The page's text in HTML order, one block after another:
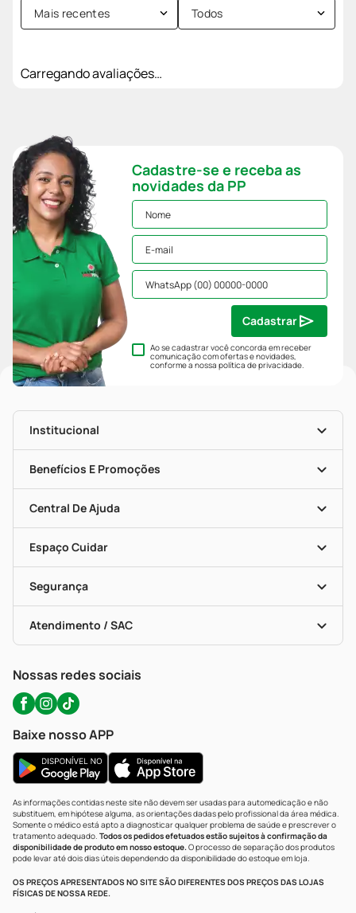
Mais recentes Todos
Carregando avaliações…
Cadastre-se e receba as
novidades da PP
Ao se cadastrar você concorda em receber
comunicação com ofertas e novidades,
conforme a nossapolítica de privacidade.
Cadastrar
Institucional
História
Nossas Lojas
Mapa De Categorias
Blog Da PP
Seja Uma Loja Parceira
Benefícios E Promoções
Clube PP
Convênios
Programa Popular Do Brasil
Encarte De Ofertas
Dermaclub
Descontos De Laboratório (PBM)
Cupons E Ofertas
Central De Ajuda
Entrega
Recompra Programada
Compras Com Receita
Alomed (tele-Entrega)
Formas De Pagamento
Troca E Devolução
Bulas De A A Z
Políticas De Marketplace
Espaço Cuidar
Vacinas
Serviços Farmacêuticos
Testes Rápidos
Autoteste Covid-19
Segurança
Certificado De Segurança
Portal Da Privacidade
Atendimento / SAC
WhatsApp (47) 9202-1687
Nossas redes sociais
Baixe nosso APP
As informações contidas neste site não devem ser usadas para automedicação e não
substituem, em hipótese alguma, as orientações dadas pelo profissional da área médica.
Somente o médico está apto a diagnosticar qualquer problema de saúde e prescrever o
tratamento adequado. Todos os pedidos efetuados estão sujeitos à confirmação da
disponibilidade de produto em nosso estoque.O processo de separação dos produtos
pode levar até dois dias úteis dependendo da disponibilidade do estoque em loja.
OS PREÇOS APRESENTADOS NO SITE SÃO DIFERENTES DOS PREÇOS DAS LOJAS
FÍSICAS DE NOSSA REDE.